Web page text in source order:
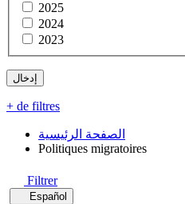
2025
2024
2023
+ de filtres
الصفحة الرئيسية
Politiques migratoires
Filtrer
Español